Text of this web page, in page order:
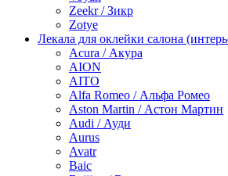
Zeekr / Зикр
Zotye
Лекала для оклейки салона
Acura / Акура
AION
AITO
Alfa Romeo / Альфа Ромео
Aston Martin / Астон Мартин
Audi / Ауди
Aurus
Avatr
Baic